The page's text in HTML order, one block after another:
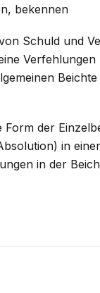
bekennen
Schuld und
Form der
in
in der